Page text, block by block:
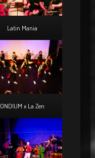
Latin Mania
ONDIUM x La Zen